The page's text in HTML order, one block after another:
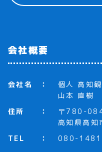
会社概要
会社名
個人 高知
山本 直樹
住所
〒780-
高知県高
TEL
080-